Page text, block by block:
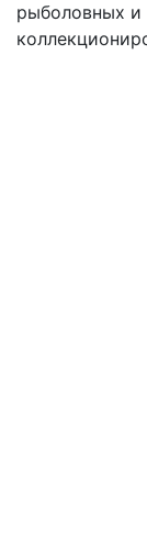
рыболовных и